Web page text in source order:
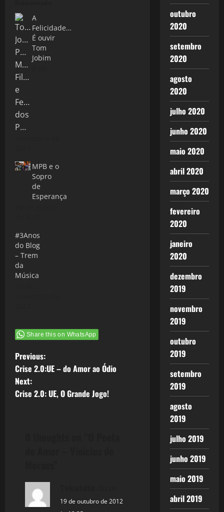
A
Felicidade…
É ouvir
Tom
Jobim
MPB e o
Sopro
de
Esperança
#3Anos
do Blog
– Trem
da
Música
Share this on WhatsApp
P
o
s
Previous:
Crise 2.0:UE – do Amor ao Ódio
Next:
Crise 2.0: UE, O Grande Jogo!
19 de outubro de 2012
outubro
2020
setembro
2020
agosto
2020
julho 2020
junho 2020
maio 2020
abril 2020
março 2020
fevereiro
2020
janeiro
2020
dezembro
2019
novembro
2019
outubro
2019
setembro
2019
agosto
2019
julho 2019
junho 2019
maio 2019
abril 2019